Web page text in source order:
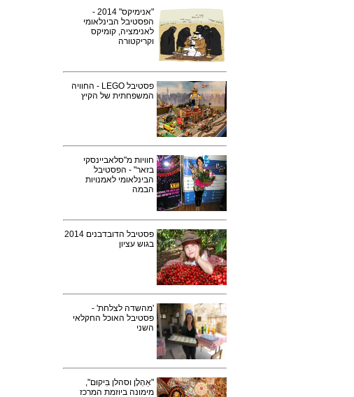
"אנימיקס" 2014 -
הפסטיבל הבינלאומי
לאנימציה, קומיקס
וקריקטורה
פסטיבל LEGO - החוויה
המשפחתית של הקיץ
חוויות מ"סלאביינסקי
בזאר" - הפסטיבל
הבינלאומי לאמנויות
הבמה
פסטיבל הדובדבנים 2014
בגוש עציון
'מהשדה לצלחת' -
פסטיבל האוכל החקלאי
השני
"אַהְלָן וסהלן בִּיקוּם",
מימונה ביוזמת המרכז